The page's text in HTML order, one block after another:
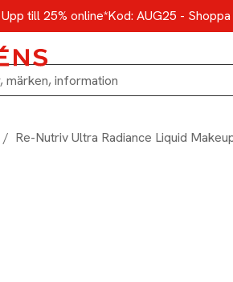
Upp till 25% online*Kod: AUG25 - Shoppa
/ Re-Nutriv Ultra Radiance Liquid